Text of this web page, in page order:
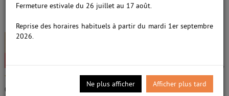
/5
0
Le bon coeur, roman /
Michel (1958-....). Auteur
Edité parla Table ronde;Normandie roto impr.
- 2018
Pour Michel Bernard, dans Le Bon Coeur,
Fermeture estivale du 26 juillet au 17 août.
Reprise des horaires habituels à partir du mardi 1er septembre
2026.
Ne plus afficher Afficher plus tard